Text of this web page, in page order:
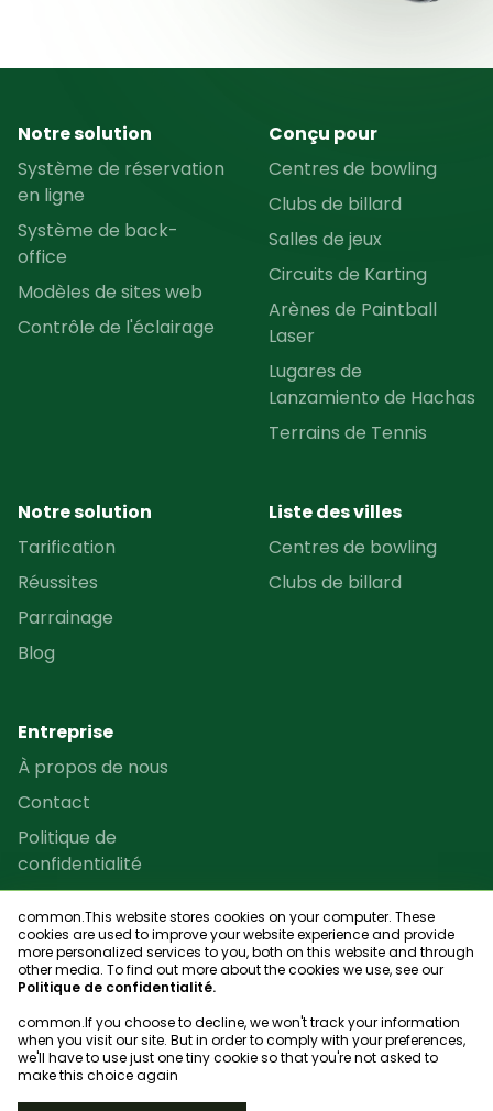
common.This website stores cookies on your computer. These
cookies are used to improve your website experience and provide
more personalized services to you, both on this website and through
other media. To find out more about the cookies we use, see our
Politique de confidentialité.
common.If you choose to decline, we won't track your information
when you visit our site. But in order to comply with your preferences,
we'll have to use just one tiny cookie so that you're not asked to
make this choice again
Notre solution
Système de réservation
en ligne
Système de back-
office
Modèles de sites web
Contrôle de l'éclairage
Conçu pour
Centres de bowling
Clubs de billard
Salles de jeux
Circuits de Karting
Arènes de Paintball
Laser
Lugares de
Lanzamiento de Hachas
Terrains de Tennis
Notre solution
Tarification
Réussites
Parrainage
Blog
Liste des villes
Centres de bowling
Clubs de billard
Entreprise
À propos de nous
Contact
Politique de
confidentialité
Termes et conditions
Programme de revente
Plan du site
© 2023, bookgame
Chercheur de club